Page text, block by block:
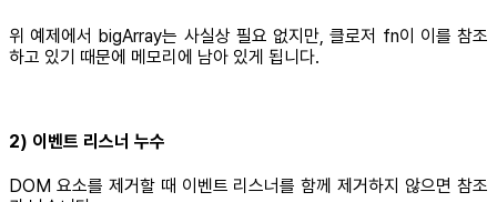
위 예제에서 bigArray는 사실상 필요 없지만, 클로저 fn이 이를 참조
하고 있기 때문에 메모리에 남아 있게 됩니다.
2) 이벤트 리스너 누수
DOM 요소를 제거할 때 이벤트 리스너를 함께 제거하지 않으면 참조